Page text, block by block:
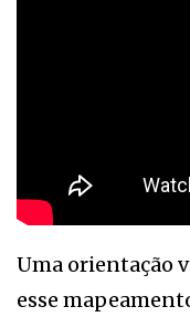
Uma orientação
esse